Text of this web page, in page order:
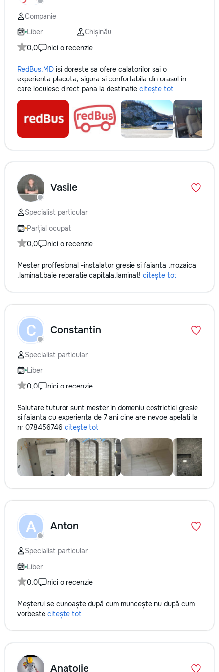
Companie
Liber
Chișinău
0,0
nici o recenzie
RedBus.MD isi doreste sa ofere calatorilor sai o
experienta placuta, sigura si confortabila din orasul in
care locuiesc direct pana la destinatie citește tot
Vasile
Specialist particular
Parțial ocupat
0,0
nici o recenzie
Mester proffesional -instalator gresie si faianta ,mozaica
.laminat.baie reparatie capitala,laminat! citește tot
C Constantin
Specialist particular
Liber
0,0
nici o recenzie
Salutare tuturor sunt mester in domeniu costrictiei gresie
si faianta cu experienta de 7 ani cine are nevoe apelati la
nr 078456746 citește tot
A Anton
Specialist particular
Liber
0,0
nici o recenzie
Meșterul se cunoaște după cum muncește nu după cum
vorbeste citește tot
Anatolie